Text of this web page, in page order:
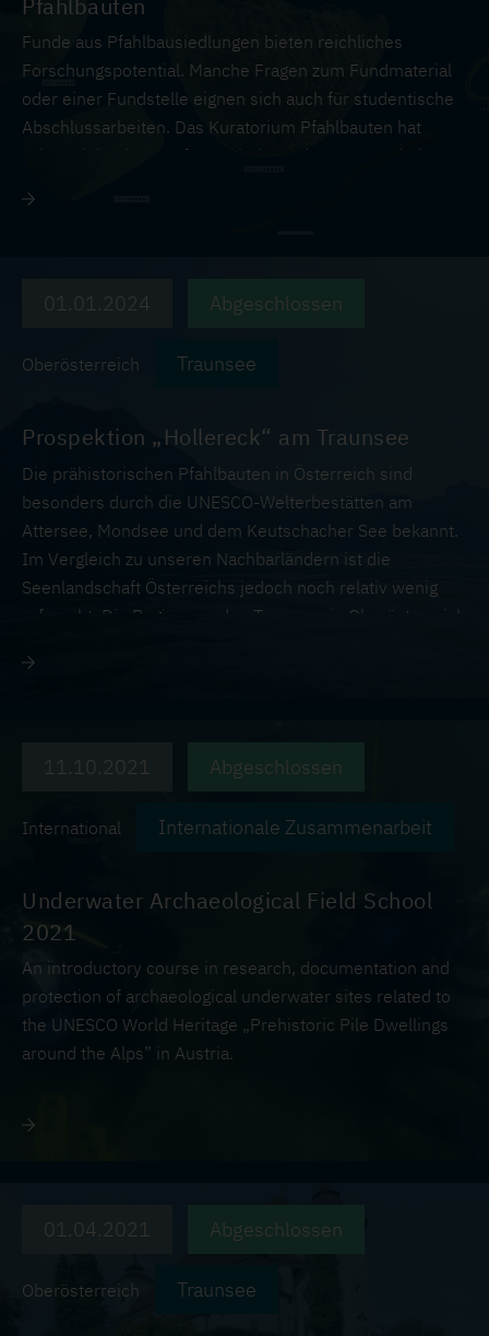
Pfahlbauten
Funde aus Pfahlbausiedlungen bieten reichliches
Forschungspotential. Manche Fragen zum Fundmaterial
oder einer Fundstelle eignen sich auch für studentische
Abschlussarbeiten. Das Kuratorium Pfahlbauten hat
schon viele Themen für Bachelor- oder Masterarbeiten
erhalten bleiben, eignen sich die Pfahlbauten auch als
Ausrichtung konnten wir Studierende auch an passende
01.01.2024 Abgeschlossen
Oberösterreich Traunsee
Prospektion „Hollereck“ am Traunsee
Die prähistorischen Pfahlbauten in Österreich sind
besonders durch die UNESCO-Welterbestätten am
Attersee, Mondsee und dem Keutschacher See bekannt.
Im Vergleich zu unseren Nachbarländern ist die
Seenlandschaft Österreichs jedoch noch relativ wenig
erforscht. Die Region um den Traunsee in Oberösterreich
Erkenntnisse. Besonders die Nähe zum Salzabbau in
11.10.2021 Abgeschlossen
International Internationale Zusammenarbeit
Underwater Archaeological Field School
2021
An introductory course in research, documentation and
protection of archaeological underwater sites related to
the UNESCO World Heritage „Prehistoric Pile Dwellings
around the Alps” in Austria.
01.04.2021 Abgeschlossen
Oberösterreich Traunsee